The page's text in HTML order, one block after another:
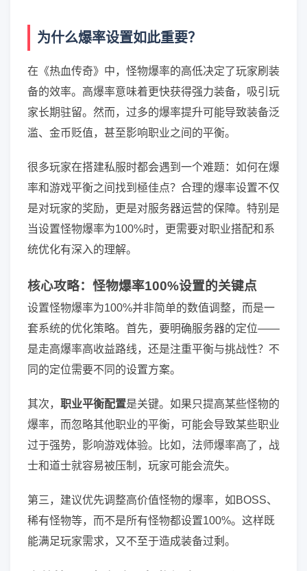
为什么爆率设置如此重要？
在《热血传奇》中，怪物爆率的高低决定了玩家刷装
备的效率。高爆率意味着更快获得强力装备，吸引玩
家长期驻留。然而，过多的爆率提升可能导致装备泛
滥、金币贬值，甚至影响职业之间的平衡。
很多玩家在搭建私服时都会遇到一个难题：如何在爆
率和游戏平衡之间找到極佳点？合理的爆率设置不仅
是对玩家的奖励，更是对服务器运营的保障。特别是
当设置怪物爆率为100%时，更需要对职业搭配和系
统优化有深入的理解。
核心攻略：怪物爆率100%设置的关键点
设置怪物爆率为100%并非简单的数值调整，而是一
套系统的优化策略。首先，要明确服务器的定位——
是走高爆率高收益路线，还是注重平衡与挑战性？不
同的定位需要不同的设置方案。
其次， 职业平衡配置是关键。如果只提高某些怪物的
爆率，而忽略其他职业的平衡，可能会导致某些职业
过于强势，影响游戏体验。比如，法师爆率高了，战
士和道士就容易被压制，玩家可能会流失。
第三，建议优先调整高价值怪物的爆率，如BOSS、
稀有怪物等，而不是所有怪物都设置100%。这样既
能满足玩家需求，又不至于造成装备过剩。